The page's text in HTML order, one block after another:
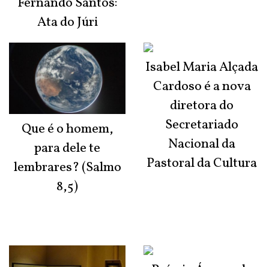
Ata do Júri
Que é o homem,
para dele te
lembrares? (Salmo
8,5)
Isabel Maria Alçada
Cardoso é a nova
diretora do
Secretariado
Nacional da
Pastoral da Cultura